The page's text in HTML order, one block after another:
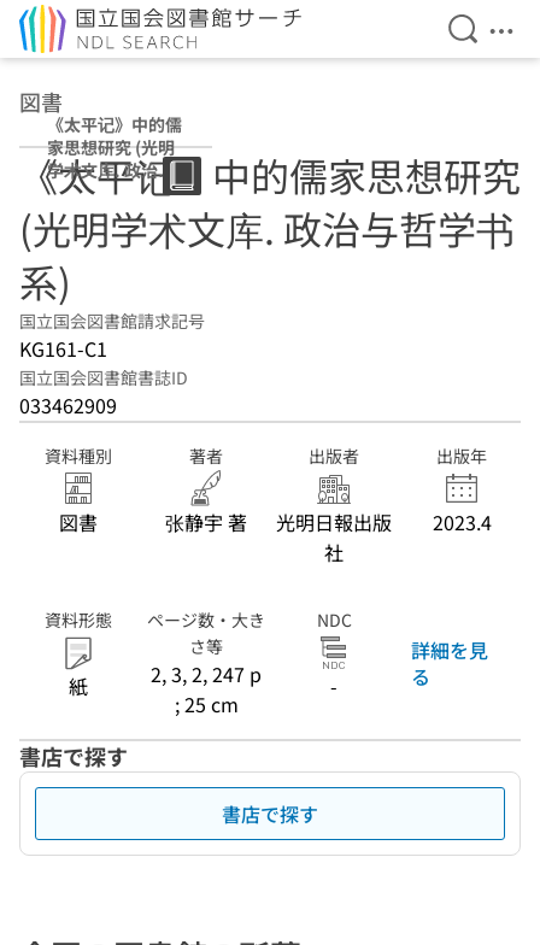
検索を
メ
図書
《太平记》中的儒
家思想研究 (光明
学术文库. 政治与
哲学书系)
《太平记》中的儒家思想研究
(光明学术文库. 政治与哲学书
系)
国立国会図書館請求記号
KG161-C1
国立国会図書館書誌ID
033462909
資料種別
図書
著者
张静宇 著
出版者
光明日報出版
社
出版年
2023.4
資料形態
紙
ページ数・大き
さ等
2, 3, 2, 247 p
; 25 cm
NDC
-
詳細を見
る
書店で探す
書店で探す